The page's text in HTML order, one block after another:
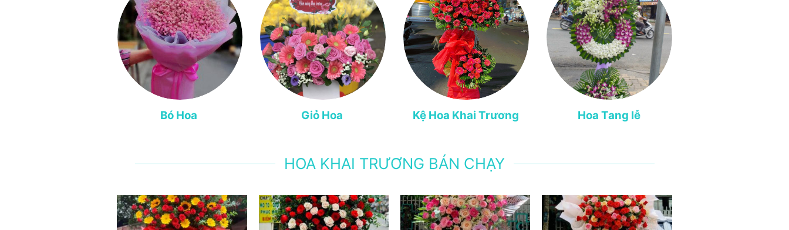
Bó Hoa Giỏ Hoa Kệ Hoa Khai Trương Hoa Tang lễ
HOA KHAI TRƯƠNG BÁN CHẠY